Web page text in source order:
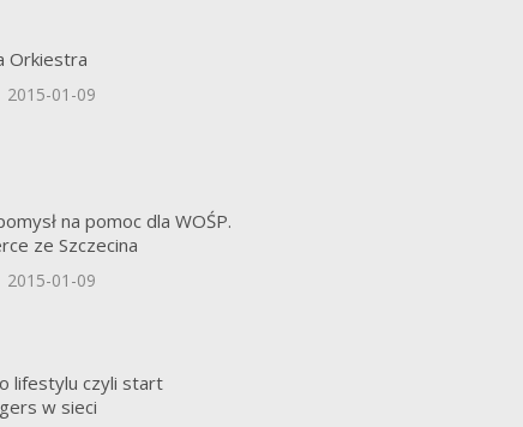
Orkiestra
01-09
na pomoc dla WOŚP.
ze Szczecina
01-09
lifestylu czyli start
w sieci